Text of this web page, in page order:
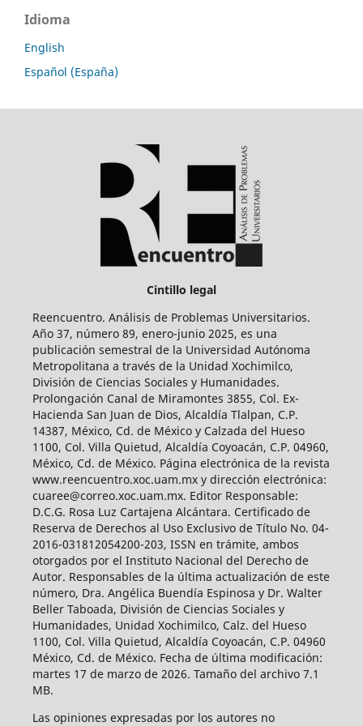
Idioma
English
Español (España)
Cintillo legal
Reencuentro. Análisis de Problemas Universitarios.
Año 37, número 89, enero-junio 2025, es una
publicación semestral de la Universidad Autónoma
Metropolitana a través de la Unidad Xochimilco,
División de Ciencias Sociales y Humanidades.
Prolongación Canal de Miramontes 3855, Col. Ex-
Hacienda San Juan de Dios, Alcaldía Tlalpan, C.P.
14387, México, Cd. de México y Calzada del Hueso
1100, Col. Villa Quietud, Alcaldía Coyoacán, C.P. 04960,
México, Cd. de México. Página electrónica de la revista
www.reencuentro.xoc.uam.mx y dirección electrónica:
cuaree@correo.xoc.uam.mx. Editor Responsable:
D.C.G. Rosa Luz Cartajena Alcántara. Certificado de
Reserva de Derechos al Uso Exclusivo de Título No. 04-
2016-031812054200-203, ISSN en trámite, ambos
otorgados por el Instituto Nacional del Derecho de
Autor. Responsables de la última actualización de este
número, Dra. Angélica Buendía Espinosa y Dr. Walter
Beller Taboada, División de Ciencias Sociales y
Humanidades, Unidad Xochimilco, Calz. del Hueso
1100, Col. Villa Quietud, Alcaldía Coyoacán, C.P. 04960
México, Cd. de México. Fecha de última modificación:
martes 17 de marzo de 2026. Tamaño del archivo 7.1
MB.
Las opiniones expresadas por los autores no